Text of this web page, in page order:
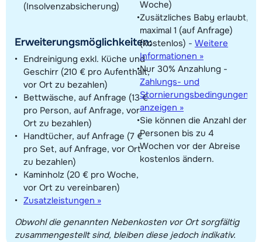
(Insolvenzabsicherung)
Erweiterungsmöglichkeiten:
Endreinigung exkl. Küche und
Geschirr (210 € pro Aufenthalt,
vor Ort zu bezahlen)
Bettwäsche, auf Anfrage (13 €
pro Person, auf Anfrage, vor
Ort zu bezahlen)
Handtücher, auf Anfrage (7 €
pro Set, auf Anfrage, vor Ort
zu bezahlen)
Kaminholz (20 € pro Woche,
vor Ort zu vereinbaren)
Zusatzleistungen »
Woche)
Zusätzliches Baby erlaubt,
maximal 1 (auf Anfrage)
(kostenlos) - Weitere
Informationen »
Nur 30% Anzahlung -
Zahlungs- und
Stornierungsbedingungen
anzeigen »
Sie können die Anzahl der
Personen bis zu 4
Wochen vor der Abreise
kostenlos ändern.
Obwohl die genannten Nebenkosten vor Ort sorgfältig
zusammengestellt sind, bleiben diese jedoch indikativ.